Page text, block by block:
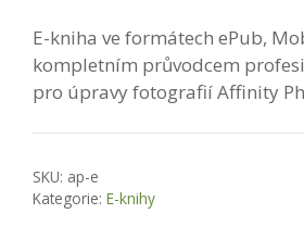
E-kniha ve formátech ePub,
kompletním průvodcem
pro úpravy fotografií Affinity
SKU: ap-e
Kategorie: E-knihy